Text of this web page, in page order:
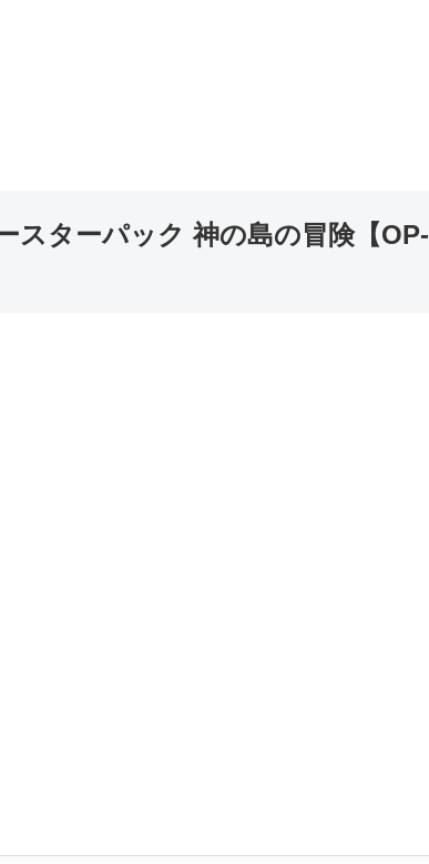
スターパック 神の島の冒険【OP-